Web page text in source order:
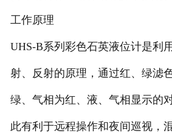
工作原理
UHS-B系列彩色石英液位计是利
射、反射的原理，通过红、绿滤
绿、气相为红、液、气相显示的
此有利于远程操作和夜间巡视，